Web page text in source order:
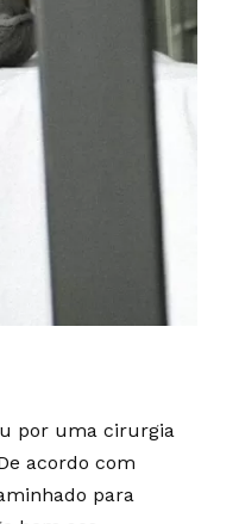
por uma cirurgia
acordo com
para